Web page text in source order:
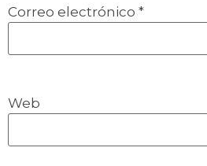
Correo electrónico *
Web